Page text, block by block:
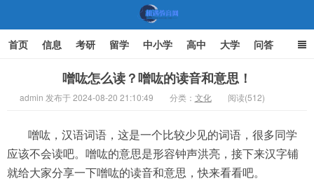
首页 信息 考研 留学 中小学 高中 大学 问答
家庭教育
噌吰怎么读？噌吰的读音和意思！
admin 发布于 2024-08-20 21:10:49 分类： 文化 阅读(512)
噌吰，汉语词语，这是一个比较少见的词语，很多同学
应该不会读吧。噌吰的意思是形容钟声洪亮，接下来汉字铺
就给大家分享一下噌吰的读音和意思，快来看看吧。